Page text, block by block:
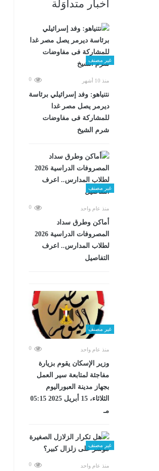
أخبار متداوَلة
غير مصنف
منذ 10 أشهر 0
نتنياهو: وفد إسرائيلي برئاسة
ديرمر يصل مصر غدا
للمشاركة فى مفاوضات
شرم الشيخ
غير مصنف
منذ عام واحد 0
أماكن وطرق سداد
المصروفات الدراسية 2026
لطلاب المدارس.. اعرف
التفاصيل
غير مصنف
منذ عام واحد 0
وزير الإسكان يقوم بزيارة
مفاجئة لمتابعة سير العمل
بجهاز مدينة العبوراليوم
الثلاثاء، 15 أبريل 2025 05:15
مـ
غير مصنف
منذ عام واحد 0